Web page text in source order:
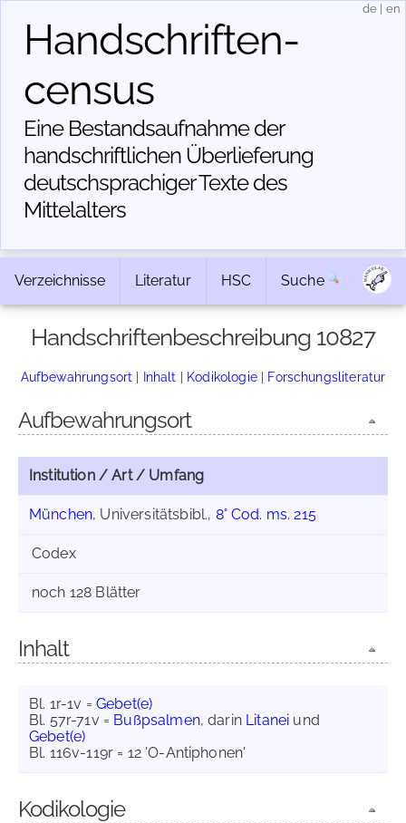
Handschriften­
census
Eine Bestandsaufnahme der
handschriftlichen Über­lieferung
deutschsprachiger Texte des
Mittelalters
de en
Verzeichnisse Literatur HSC Suche
Handschriftenbeschreibung 10827
Aufbewahrungsort | Inhalt | Kodikologie| Forschungsliteratur
Aufbewahrungsort
Institution / Art / Umfang
München, Universitätsbibl., 8° Cod. ms. 215
Codex
noch 128 Blätter
Inhalt
Bl. 1r-1v = Gebet(e)
Bl. 57r-71v = Bußpsalmen, darin Litanei und
Gebet(e)
Bl. 116v-119r = 12 'O-Antiphonen'
Kodikologie